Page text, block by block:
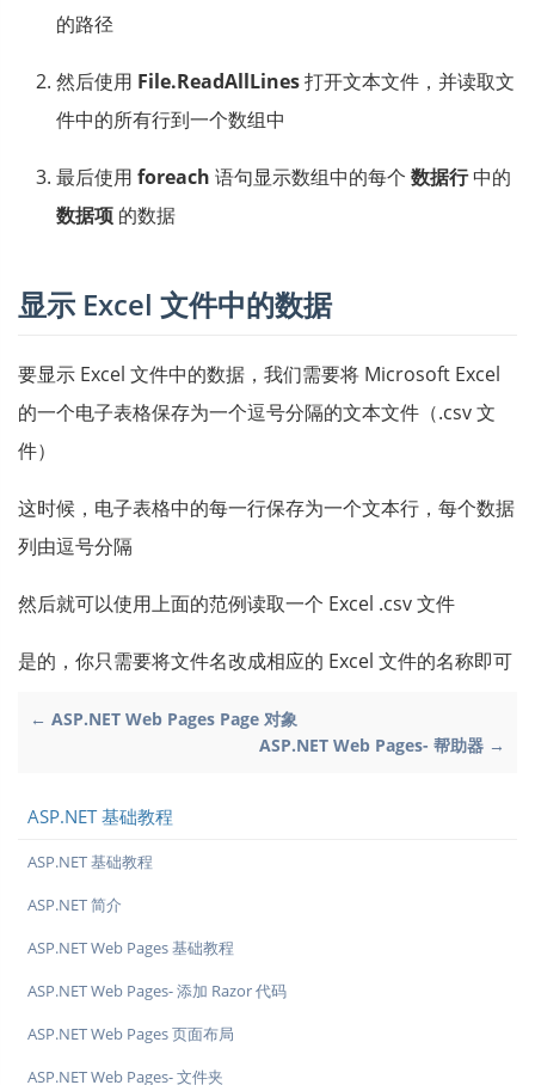
的路径
然后使用 File.ReadAllLines打开文本文件，并读取文
件中的所有行到一个数组中
最后使用 foreach 语句显示数组中的每个 数据行中的
数据项 的数据
显示 Excel 文件中的数据
要显示 Excel 文件中的数据，我们需要将 Microsoft Excel
的一个电子表格保存为一个逗号分隔的文本文件（.csv 文
件）
这时候，电子表格中的每一行保存为一个文本行，每个数据
列由逗号分隔
然后就可以使用上面的范例读取一个 Excel .csv 文件
是的，你只需要将文件名改成相应的 Excel 文件的名称即可
← ASP.NET Web Pages Page 对象
ASP.NET Web Pages- 帮助器 →
ASP.NET 基础教程
ASP.NET 基础教程
ASP.NET 简介
ASP.NET Web Pages 基础教程
ASP.NET Web Pages- 添加 Razor 代码
ASP.NET Web Pages 页面布局
ASP.NET Web Pages- 文件夹